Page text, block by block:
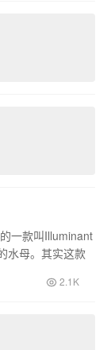
一款叫Illuminant
水母。其实这款
2.1K